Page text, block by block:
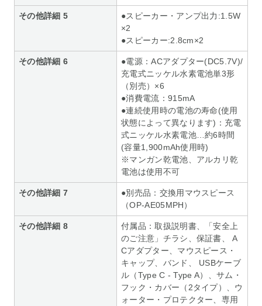
その他詳細 5
●スピーカー・アンプ出力:1.5W
×2
●スピーカー:2.8cm×2
その他詳細 6
●電源：ACアダプター(DC5.7V)/
充電式ニッケル水素電池単3形
（別売）×6
●消費電流：915mA
●連続使用時の電池の寿命(使用
状態によって異なります)：充電
式ニッケル水素電池…約6時間
(容量1,900mAh使用時)
※マンガン乾電池、アルカリ乾
電池は使用不可
その他詳細 7
●別売品：交換用マウスピース
（OP-AE05MPH）
その他詳細 8
付属品：取扱説明書、「安全上
のご注意」チラシ、保証書、 A
Cアダプター、マウスピース・
キャップ、バンド、 USBケーブ
ル（Type C - Type A）、サム・
フック・カバー（2タイプ）、ウ
ォーター・プロテクター、専用